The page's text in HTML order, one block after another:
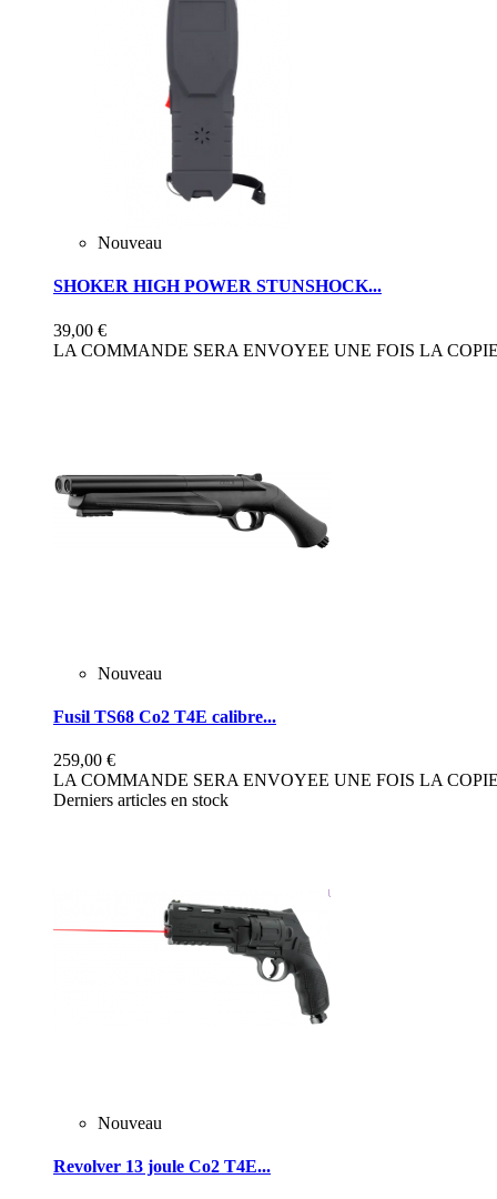
Nouveau
SHOKER HIGH POWER STUNSHOCK...
39,00 €
LA COMMANDE SERA ENVOYEE UNE FOIS LA
Nouveau
Fusil TS68 Co2 T4E calibre...
259,00 €
LA COMMANDE SERA ENVOYEE UNE FOIS LA
Derniers articles en stock
Nouveau
Revolver 13 joule Co2 T4E...